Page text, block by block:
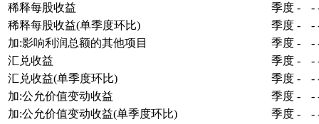
稀释每股收益
季度 - -
稀释每股收益(单季度环比)
季度 - -
加:影响利润总额的其他项目
季度 - -
汇兑收益
季度 - -
汇兑收益(单季度环比)
季度 - -
加:公允价值变动收益
季度 - -
加:公允价值变动收益(单季度环比)
季度 - -